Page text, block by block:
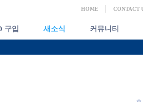
HOME CONTACT
구입 새소식 커뮤니티